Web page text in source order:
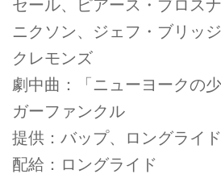
セール、ピアース・ブロス
ニクソン、ジェフ・ブリッ
クレモンズ
劇中曲：「ニューヨークの
ガーファンクル
提供：バップ、ロングライド
配給：ロングライド